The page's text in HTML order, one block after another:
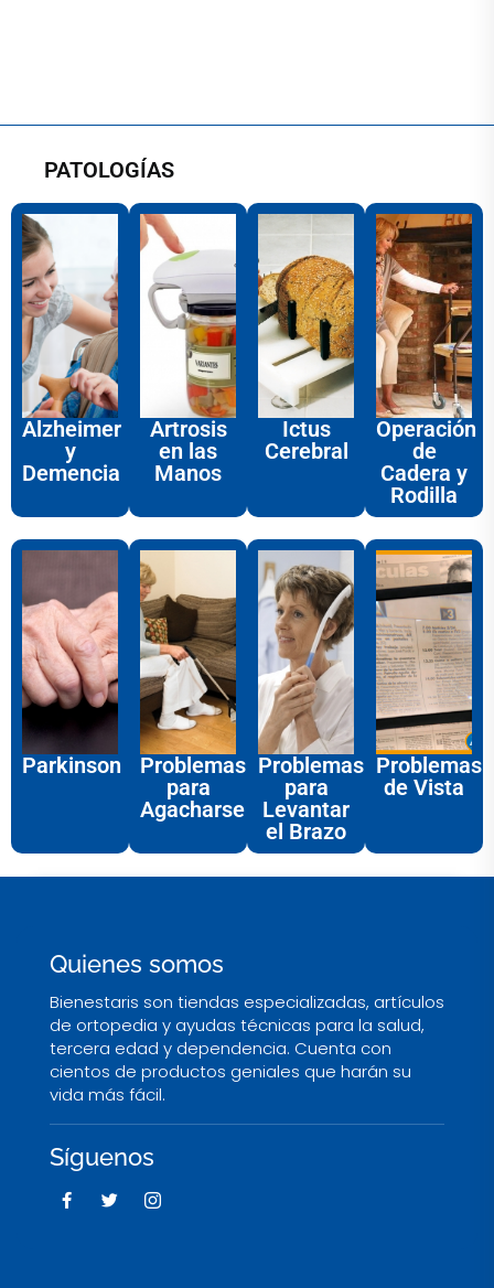
PATOLOGÍAS
Alzheimer
y
Demencia
Artrosis
en las
Manos
Ictus
Cerebral
Operación
de
Cadera y
Rodilla
Parkinson
Problemas
para
Agacharse
Problemas
para
Levantar
el Brazo
Problemas
de Vista
Quienes somos
Bienestaris son tiendas especializadas, artículos
de ortopedia y ayudas técnicas para la salud,
tercera edad y dependencia. Cuenta con
cientos de productos geniales que harán su
vida más fácil.
Síguenos
F
a
T
w
I
c